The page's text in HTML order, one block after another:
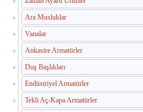
Dış Mekan Çöp Kovaları
Küllükler ve Sigara Atık Üniteleri
El Kurutma Makineleri
🔐 En Güvenilir Adres
Ara Musluklar
Vanalar
Ankastre Armatürler
Duş Başlıkları
Endüstriyel Armatürler
Tekli Aç-Kapa Armatürler